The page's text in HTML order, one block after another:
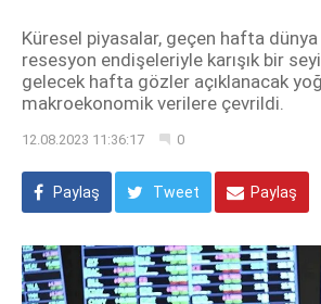
Küresel piyasalar, geçen hafta
resesyon endişeleriyle karışık bir
gelecek hafta gözler açıklanacak
makroekonomik verilere çevrildi.
12.08.2023 11:36:17 0
Paylaş Tweet Paylaş